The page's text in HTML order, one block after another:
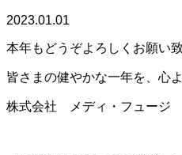
2023.01.01
本年もどうぞよろしくお願い致
皆さまの健やかな一年を、心
株式会社 メディ・フュージ